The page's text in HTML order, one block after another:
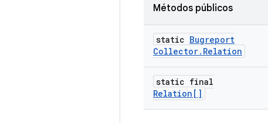
Métodos públicos
static Bugreport
Collector. Relation
static final
Relation[]